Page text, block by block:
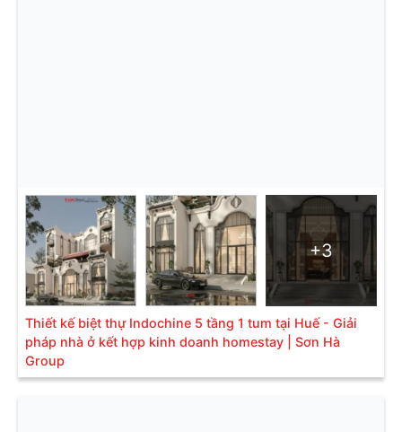
+3
Thiết kế biệt thự Indochine 5 tầng 1 tum tại Huế - Giải
pháp nhà ở kết hợp kinh doanh homestay | Sơn Hà
Group